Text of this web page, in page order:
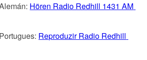
Hören Radio Redhill 1431 AM
Reproduzir Radio Redhill